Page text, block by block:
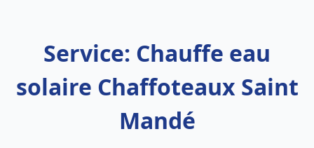
Service: Chauffe eau
solaire Chaffoteaux Saint
Mandé